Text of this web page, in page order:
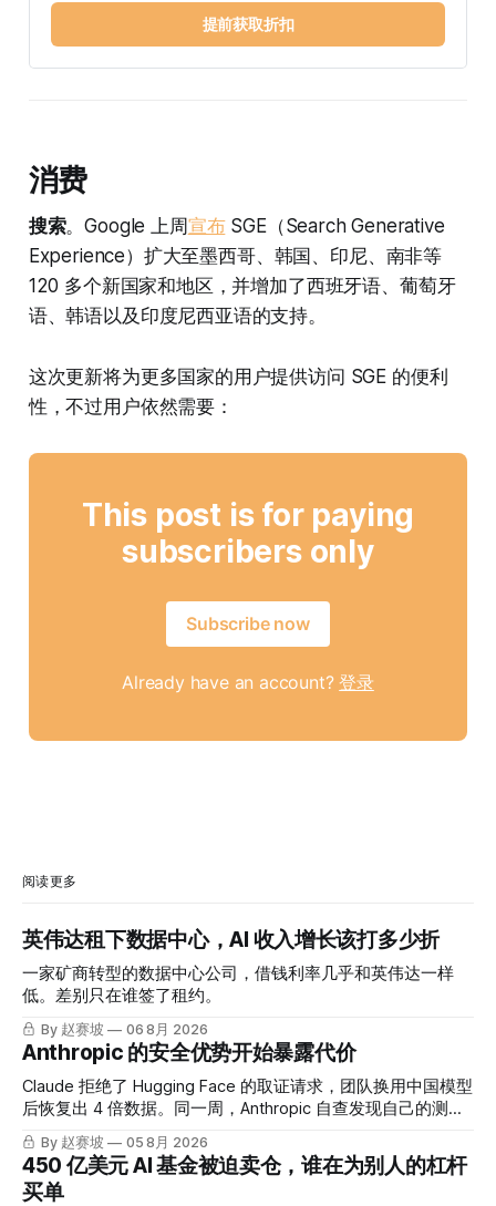
提前获取折扣
消费
搜索。Google 上周宣布SGE（Search Generative
Experience）扩大至墨西哥、韩国、印尼、南非等
120 多个新国家和地区，并增加了西班牙语、葡萄牙
语、韩语以及印度尼西亚语的支持。
这次更新将为更多国家的用户提供访问 SGE 的便利
性，不过用户依然需要：
This post is for paying
subscribers only
Subscribe now
Already have an account?登录
阅读更多
英伟达租下数据中心，AI 收入增长该打多少折
一家矿商转型的数据中心公司，借钱利率几乎和英伟达一样
低。差别只在谁签了租约。
By 赵赛坡 06 8月 2026
Anthropic 的安全优势开始暴露代价
Claude 拒绝了 Hugging Face 的取证请求，团队换用中国模型
后恢复出 4 倍数据。同一周，Anthropic 自查发现自己的测试
也出了问题。
By 赵赛坡 05 8月 2026
450 亿美元 AI 基金被迫卖仓，谁在为别人的杠杆
买单